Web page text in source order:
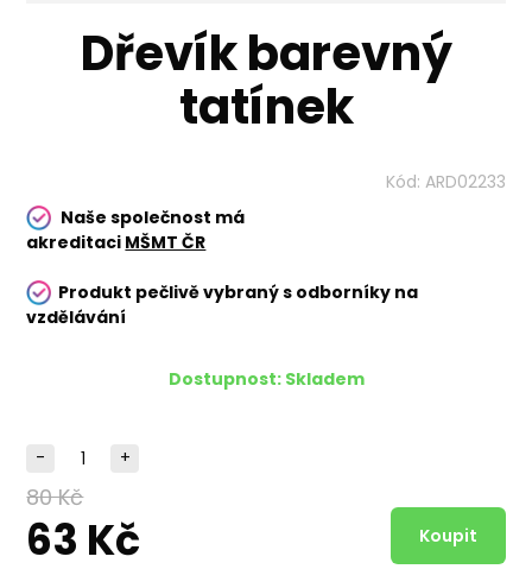
Dřevík barevný
tatínek
Kód: ARD02233
Naše společnost má
akreditaci MŠMT ČR
Produkt pečlivě vybraný s odborníky na
vzdělávání
Dostupnost: Skladem
80 Kč
63 Kč
- +